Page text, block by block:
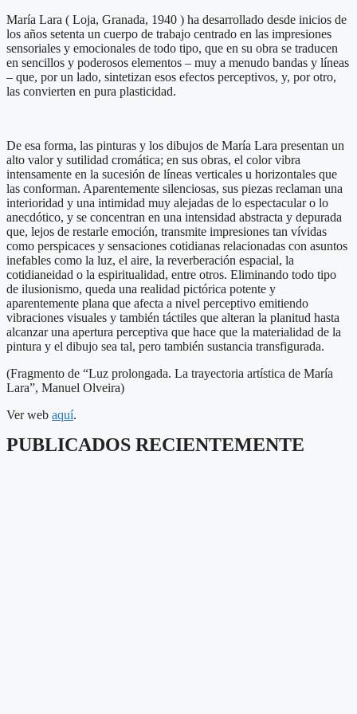
María Lara ( Loja, Granada, 1940 ) ha desarrollado desde inicios de
los años setenta un cuerpo de trabajo centrado en las impresiones
sensoriales y emocionales de todo tipo, que en su obra se traducen
en sencillos y poderosos elementos – muy a menudo bandas y líneas
– que, por un lado, sintetizan esos efectos perceptivos, y, por otro,
las convierten en pura plasticidad.
De esa forma, las pinturas y los dibujos de María Lara presentan un
alto valor y sutilidad cromática; en sus obras, el color vibra
intensamente en la sucesión de líneas verticales u horizontales que
las conforman. Aparentemente silenciosas, sus piezas reclaman una
interioridad y una intimidad muy alejadas de lo espectacular o lo
anecdótico, y se concentran en una intensidad abstracta y depurada
que, lejos de restarle emoción, transmite impresiones tan vívidas
como perspicaces y sensaciones cotidianas relacionadas con asuntos
inefables como la luz, el aire, la reverberación espacial, la
cotidianeidad o la espiritualidad, entre otros. Eliminando todo tipo
de ilusionismo, queda una realidad pictórica potente y
aparentemente plana que afecta a nivel perceptivo emitiendo
vibraciones visuales y también táctiles que alteran la planitud hasta
alcanzar una apertura perceptiva que hace que la materialidad de la
pintura y el dibujo sea tal, pero también sustancia transfigurada.
(Fragmento de “Luz prolongada. La trayectoria artística de María
Lara”, Manuel Olveira)
Ver web aquí.
PUBLICADOS RECIENTEMENTE